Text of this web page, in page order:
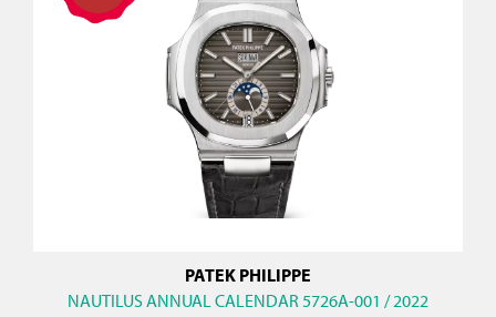
PATEK PHILIPPE
NAUTILUS ANNUAL CALENDAR 5726A-001 / 2022